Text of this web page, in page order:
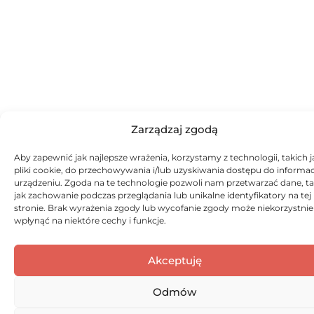
Zarządzaj zgodą
Aby zapewnić jak najlepsze wrażenia, korzystamy z technologii, takich
pliki cookie, do przechowywania i/lub uzyskiwania dostępu do
urządzeniu. Zgoda na te technologie pozwoli nam przetwarzać dane,
jak zachowanie podczas przeglądania lub unikalne identyfikatory na tej
stronie. Brak wyrażenia zgody lub wycofanie zgody może niekorzystnie
wpłynąć na niektóre cechy i funkcje.
Akceptuję
Odmów